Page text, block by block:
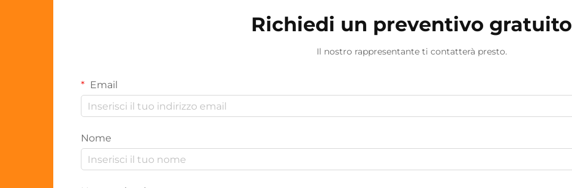
Richiedi un preventivo gratuito
Il nostro rappresentante ti contatterà presto.
Email
Nome